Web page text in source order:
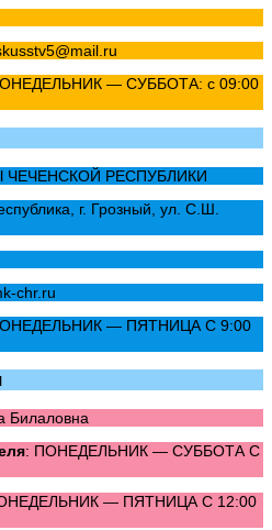
— СУББОТА: с 09:00
РЕСПУБЛИКИ
г. Грозный, ул. С.Ш.
chr.ru
— ПЯТНИЦА С 9:00
Билаловна
: ПОНЕДЕЛЬНИК — СУББОТА С
— ПЯТНИЦА С 12:00